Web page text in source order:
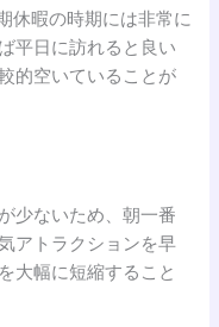
休暇の時期には非常に
平日に訪れると良い
的空いていることが
少ないため、朝一番
アトラクションを早
大幅に短縮すること